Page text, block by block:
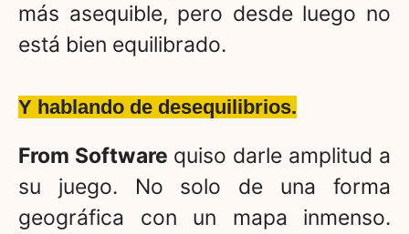
más asequible, pero desde luego no
está bien equilibrado.
Y hablando de desequilibrios.
From Software quiso darle amplitud a
su juego. No solo de una forma
geográfica con un mapa inmenso.